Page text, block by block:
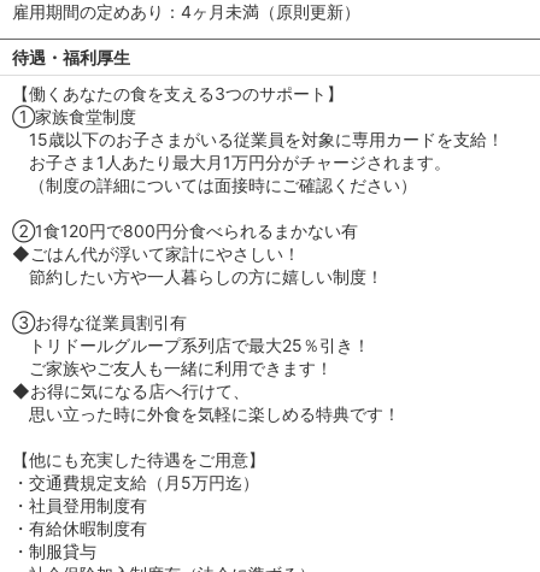
雇用期間の定めあり：4ヶ月未満（原則更新）
待遇・福利厚生
【働くあなたの食を支える3つのサポート】
①家族食堂制度
15歳以下のお子さまがいる従業員を対象に専用カードを支給！
お子さま1人あたり最大月1万円分がチャージされます。
（制度の詳細については面接時にご確認ください）
②1食120円で800円分食べられるまかない有
◆ごはん代が浮いて家計にやさしい！
節約したい方や一人暮らしの方に嬉しい制度！
③お得な従業員割引有
トリドールグループ系列店で最大25％引き！
ご家族やご友人も一緒に利用できます！
◆お得に気になる店へ行けて、
思い立った時に外食を気軽に楽しめる特典です！
【他にも充実した待遇をご用意】
・交通費規定支給（月5万円迄）
・社員登用制度有
・有給休暇制度有
・制服貸与